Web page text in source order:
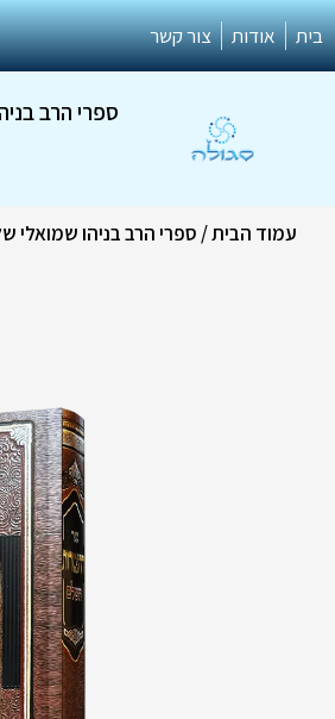
דילוג
לתוכן
בית אודות צור קשר
ספרי הרב
עמוד הבית/ ספרי הרב בניהו שמואלי